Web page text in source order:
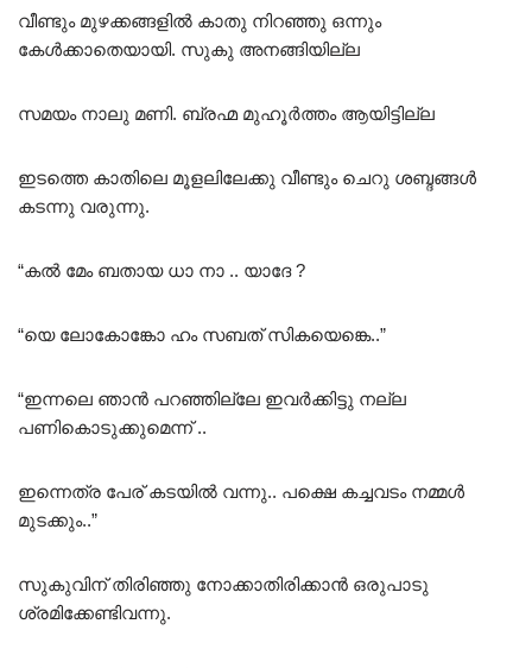
വീണ്ടും മുഴക്കങ്ങളിൽ കാതു നിറഞ്ഞു ഒന്നും
കേൾക്കാതെയായി. സുകു അനങ്ങിയില്ല
സമയം നാലു മണി. ബ്രഹ്മ മുഹൂർത്തം ആയിട്ടില്ല
ഇടത്തെ കാതിലെ മൂളലിലേക്കു വീണ്ടും ചെറു ശബ്ദങ്ങൾ
കടന്നു വരുന്നു.
“കൽ മേം ബതായ ധാ നാ .. യാദേ ?
“യെ ലോകോങ്കോ ഹം സബത് സികയെങ്കെ..”
“ഇന്നലെ ഞാൻ പറഞ്ഞില്ലേ ഇവർക്കിട്ടു നല്ല
പണികൊടുക്കുമെന്ന് ..
ഇന്നെത്ര പേര് കടയിൽ വന്നു.. പക്ഷെ കച്ചവടം നമ്മൾ
മുടക്കും..”
സുകുവിന് തിരിഞ്ഞു നോക്കാതിരിക്കാൻ ഒരുപാടു
ശ്രമിക്കേണ്ടിവന്നു.